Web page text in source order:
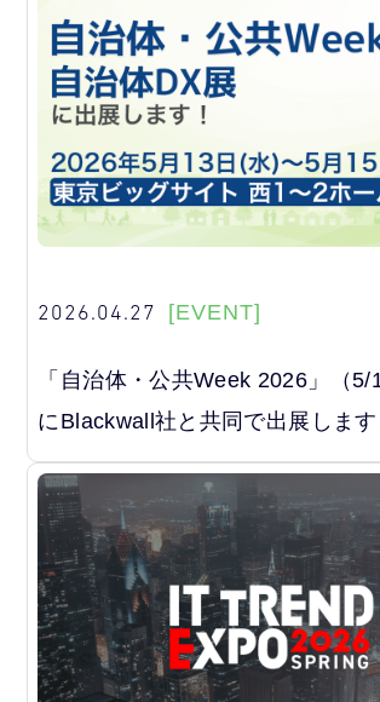
2026.04.27 [EVENT]
「自治体・公共Week 2026」（5/
にBlackwall社と共同で出展します